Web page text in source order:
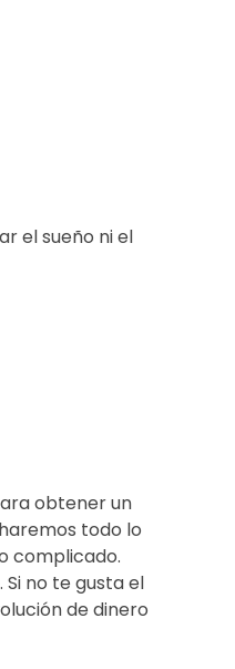
el sueño ni el
obtener un
todo lo
complicado.
no te gusta el
de dinero